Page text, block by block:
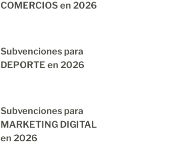
COMERCIOS en 2026
Subvenciones para
DEPORTE en 2026
Subvenciones para
MARKETING DIGITAL
en 2026